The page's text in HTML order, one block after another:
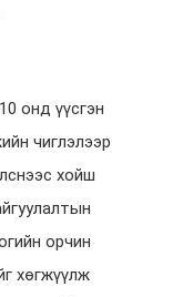
шуурхай
онд үүсгэн
чиглэлээр
хойш
орчин
хөгжүүлж